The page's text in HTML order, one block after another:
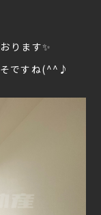
ります✨
ですね(^^♪